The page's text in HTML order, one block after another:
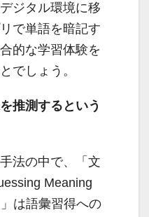
ジタル環境に移
で単語を暗記す
的な学習体験を
でしょう。
推測するという
法の中で、「文
Meaning
は語彙習得への